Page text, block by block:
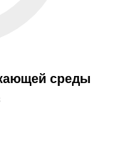
среды